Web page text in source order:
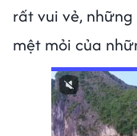
rất vui vẻ,
mệt mỏi của